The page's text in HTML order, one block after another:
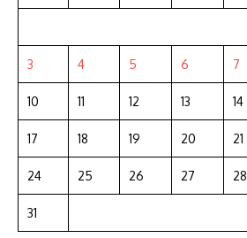
3 4 5 6 7
10 11 12 13 14
17 18 19 20 21
24 25 26 27 28
31